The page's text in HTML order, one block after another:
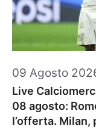
09 Agosto
Live
08 agosto:
l’offerta. Milan,